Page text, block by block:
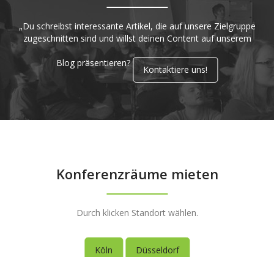
„Du schreibst interessante Artikel, die auf unsere Zielgruppe
zugeschnitten sind und willst deinen Content auf unserem
Blog präsentieren?
Kontaktiere uns!
Konferenzräume mieten
Durch klicken Standort wählen.
Köln Düsseldorf